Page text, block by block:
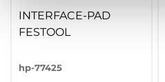
INTERFACE-PAD
FESTOOL
hp-77425